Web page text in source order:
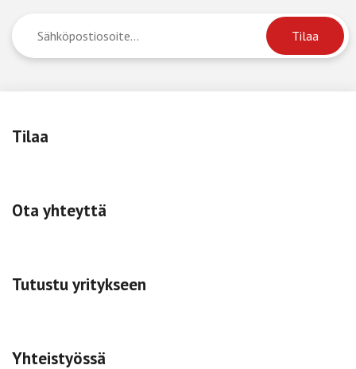
Tilaa
Ota yhteyttä
Tutustu yritykseen
Yhteistyössä